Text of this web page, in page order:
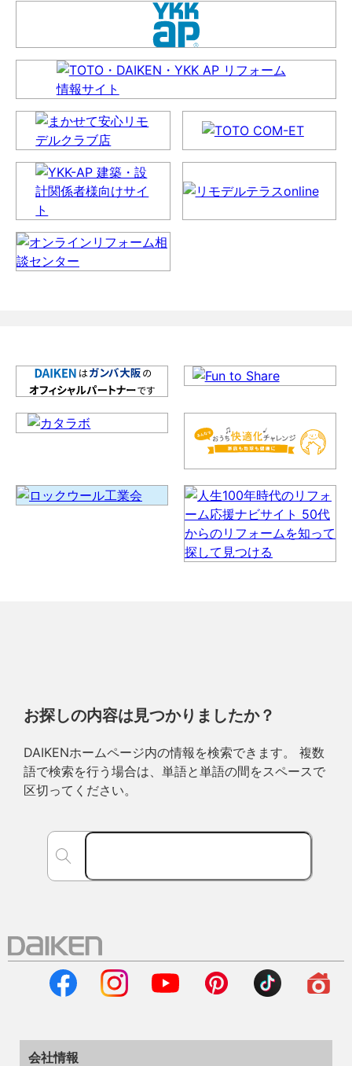
お探しの内容は見つかりましたか？
DAIKENホームページ内の情報を検索できます。 複数
語で検索を行う場合は、単語と単語の間をスペースで
区切ってください。
会社情報